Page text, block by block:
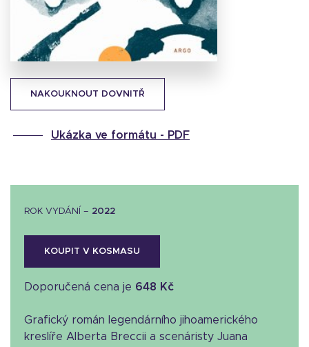
NAKOUKNOUT DOVNITŘ
Ukázka ve formátu - PDF
ROK VYDÁNÍ – 2022
KOUPIT V KOSMASU
Doporučená cena je 648 Kč
Grafický román legendárního jihoamerického
kreslíře Alberta Breccii a scenáristy Juana